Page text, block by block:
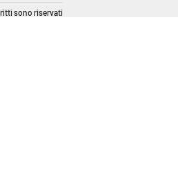
sono riservati